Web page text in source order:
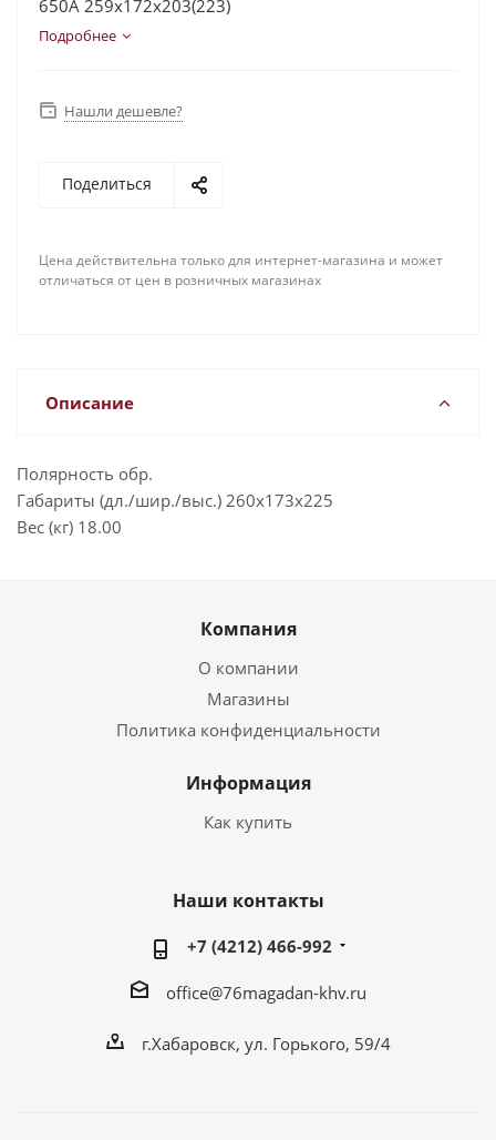
650A 259х172х203(223)
Подробнее
Нашли дешевле?
Поделиться
Цена действительна только для интернет-магазина и может
отличаться от цен в розничных магазинах
Описание
Полярность обр.
Габариты (дл./шир./выс.) 260х173х225
Вес (кг) 18.00
Компания
О компании
Магазины
Политика конфиденциальности
Информация
Как купить
Наши контакты
+7 (4212) 466-992
office@76magadan-khv.ru
г.Хабаровск, ул. Горького, 59/4